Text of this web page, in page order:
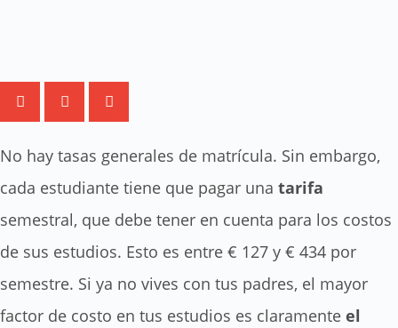
No hay tasas generales de matrícula. Sin embargo,
cada estudiante tiene que pagar una tarifa
semestral, que debe tener en cuenta para los costos
de sus estudios. Esto es entre € 127 y € 434 por
semestre. Si ya no vives con tus padres, el mayor
factor de costo en tus estudios es claramente el